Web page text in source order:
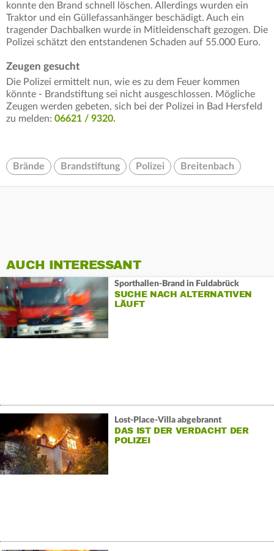
konnte den Brand schnell löschen. Allerdings wurden ein
Traktor und ein Güllefassanhänger beschädigt. Auch ein
tragender Dachbalken wurde in Mitleidenschaft gezogen. Die
Polizei schätzt den entstandenen Schaden auf 55.000 Euro.
Zeugen gesucht
Die Polizei ermittelt nun, wie es zu dem Feuer kommen
könnte - Brandstiftung sei nicht ausgeschlossen. Mögliche
Zeugen werden gebeten, sich bei der Polizei in Bad Hersfeld
zu melden: 06621 / 9320.
Brände Brandstiftung Polizei Breitenbach
AUCH INTERESSANT
Sporthallen-Brand in Fuldabrück
SUCHE NACH ALTERNATIVEN
LÄUFT
Lost-Place-Villa abgebrannt
DAS IST DER VERDACHT DER
POLIZEI